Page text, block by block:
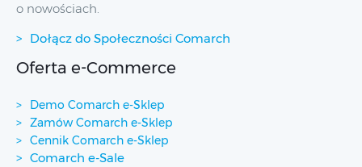
o nowościach.
Dołącz do Społeczności Comarch
Oferta e-Commerce
Demo Comarch e-Sklep
Zamów Comarch e-Sklep
Cennik Comarch e-Sklep
Comarch e-Sale